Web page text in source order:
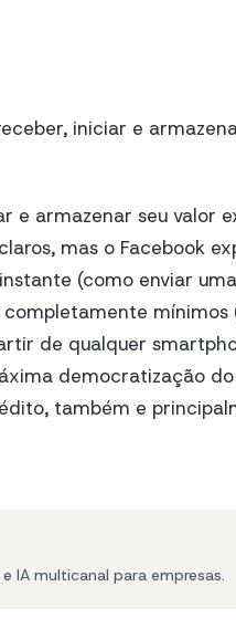
iniciar e
e armazenar seu valor
mas o Facebook
(como enviar uma
mínimos
de qualquer
democratização do
também e
IA multicanal para empresas.